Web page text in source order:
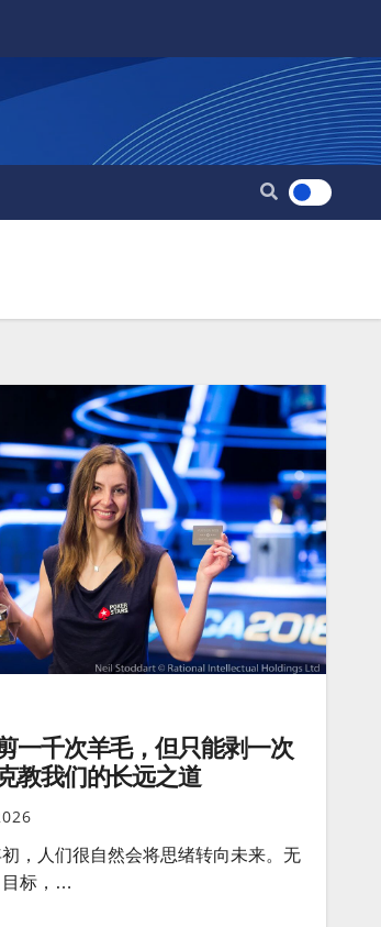
一千次羊毛，但只能剥一次
教我们的长远之道
，人们很自然会将思绪转向未来。无
目标，…